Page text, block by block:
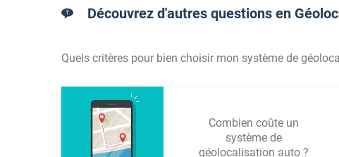
Découvrez d'autres questions en
Quels critères pour bien choisir mon système de
Combien coûte un
système de
géolocalisation auto ?